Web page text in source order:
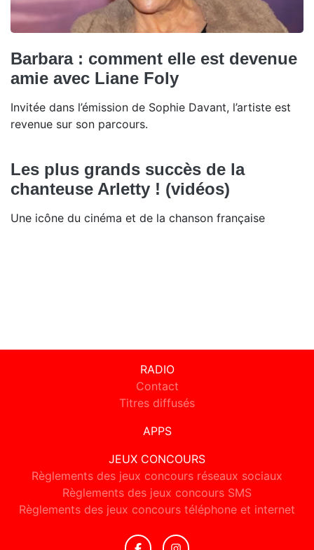
Barbara : comment elle est devenue
amie avec Liane Foly
Invitée dans l’émission de Sophie Davant, l’artiste est
revenue sur son parcours.
Les plus grands succès de la
chanteuse Arletty ! (vidéos)
Une icône du cinéma et de la chanson française
RADIO
Contact
Titres diffusés
APPS
JEUX CONCOURS
Règlements des jeux concours réseaux sociaux
Règlements des jeux concours SMS
Règlements des jeux concours téléphone et internet